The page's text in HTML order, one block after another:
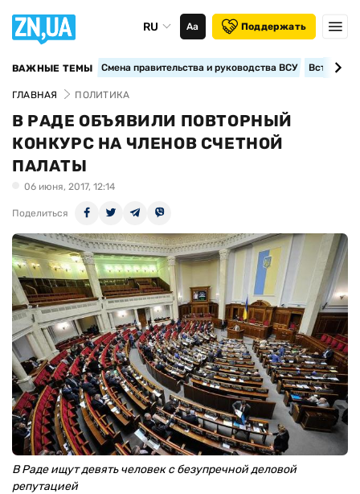
RU Аа Поддержать
ВАЖНЫЕ ТЕМЫ Смена правительства и руководства ВСУ
ГЛАВНАЯ ПОЛИТИКА
В РАДЕ ОБЪЯВИЛИ ПОВТОРНЫЙ
КОНКУРС НА ЧЛЕНОВ СЧЕТНОЙ
ПАЛАТЫ
06 июня, 2017, 12:14
Поделиться
В Раде ищут девять человек с безупречной деловой
репутацией